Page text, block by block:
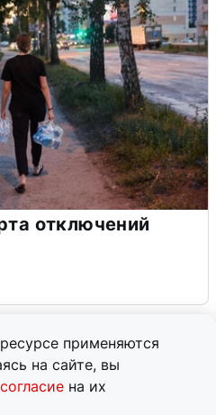
применяются
на сайте, вы
согласие на их
отключений